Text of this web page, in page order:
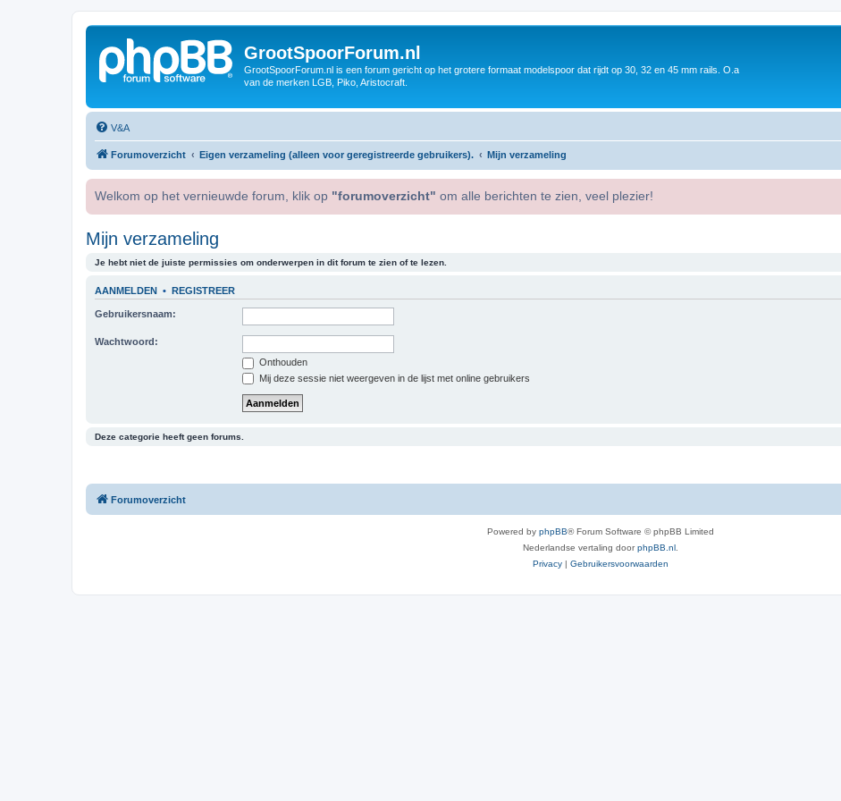
GrootSpoorForum.nl
GrootSpoorForum.nl is een forum gericht op het grotere formaat modelspoor dat rijdt op 30, 32 en 45 mm rails. O.a
van de merken LGB, Piko, Aristocraft.
V&A
Forumoverzicht Eigen verzameling (alleen voor geregistreerde gebruikers). Mijn verzameling
Welkom op het vernieuwde forum, klik op "forumoverzicht" om alle berichten te zien, veel plezier!
Mijn verzameling
Je hebt niet de juiste permissies om onderwerpen in dit forum te zien of te lezen.
AANMELDEN • REGISTREER
Gebruikersnaam:
Wachtwoord:
Onthouden
Mij deze sessie niet weergeven in de lijst met online gebruikers
Deze categorie heeft geen forums.
Forumoverzicht
Powered by phpBB® Forum Software © phpBB Limited
Nederlandse vertaling doorphpBB.nl.
Privacy | Gebruikersvoorwaarden